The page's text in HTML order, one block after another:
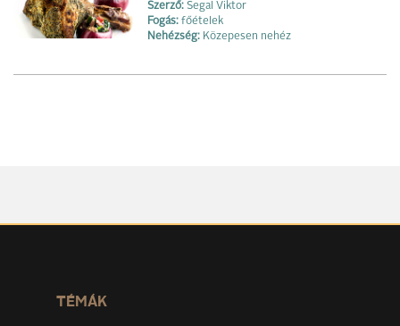
Szerző: Segal Viktor
Fogás: főételek
Nehézség: Közepesen nehéz
TÉMÁK